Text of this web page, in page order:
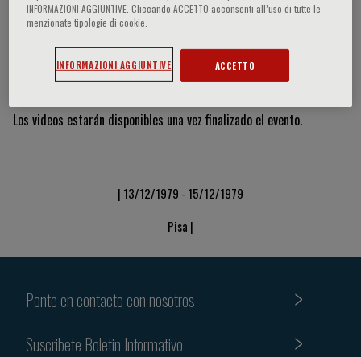
HOME PAGE / CURSOS Y EVENTOS
Vídeos y diapositivas
Los videos estarán disponibles una vez finalizado el evento.
| 13/12/1979 - 15/12/1979
Pisa |
Ponte en contacto con nosotros
Suscribete Boletin Informativo
INFORMAZIONI AGGIUNTIVE. Cliccando ACCETTO acconsenti all’uso di tutte le
menzionate tipologie di cookie.
INFORMAZIONI AGGIUNTIVE ACCETTO